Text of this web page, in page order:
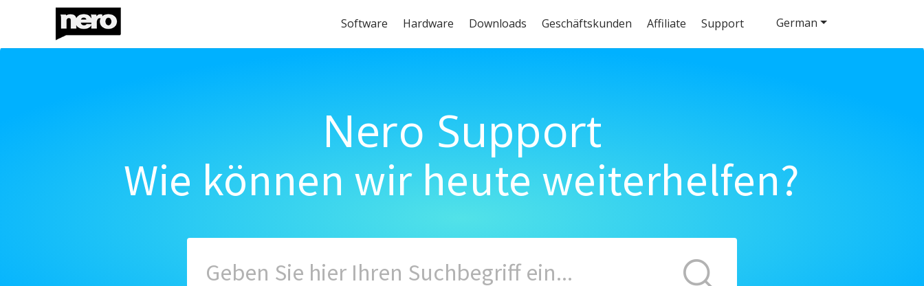
Software Hardware Downloads Geschäftskunden Affiliate Support
Nero Support
Wie können wir heute weiterhelfen?
German